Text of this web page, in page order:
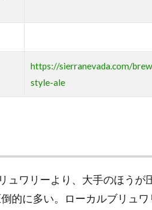
https://sierranevada.com/
style-ale
ワリーより、大手のほうが
的に多い。ローカルブリュ